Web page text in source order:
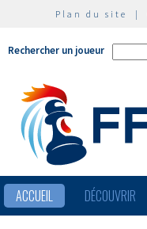
Plan du site |
Rechercher un joueur
ACCUEIL DÉCOUVRIR